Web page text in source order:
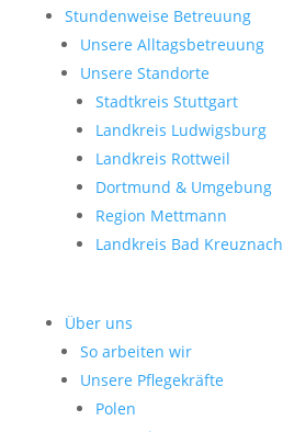
Stundenweise Betreuung
Unsere Alltagsbetreuung
Unsere Standorte
Stadtkreis Stuttgart
Landkreis Ludwigsburg
Landkreis Rottweil
Dortmund & Umgebung
Region Mettmann
Landkreis Bad Kreuznach
Über uns
So arbeiten wir
Unsere Pflegekräfte
Polen